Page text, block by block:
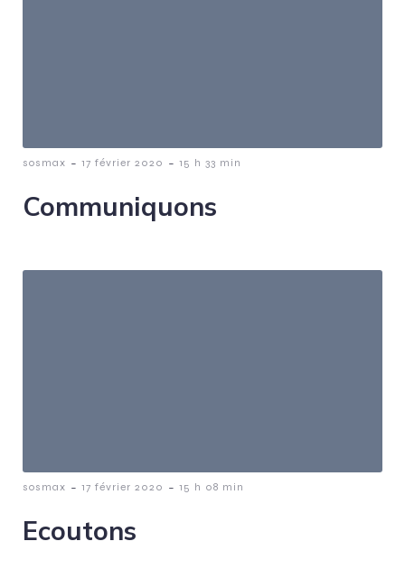
sosmax - 17 février 2020 - 15 h 33 min
Communiquons
sosmax - 17 février 2020 - 15 h 08 min
Ecoutons